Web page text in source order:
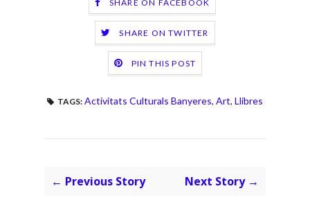
SHARE ON FACEBOOK
SHARE ON TWITTER
PIN THIS POST
TAGS: Activitats Culturals Banyeres, Art, Llibres
← Previous Story Next Story →